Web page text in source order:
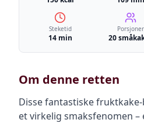
Steketid
14 min
Porsjoner
20
Om denne retten
Disse fantastiske
et virkelig smaksfenomen